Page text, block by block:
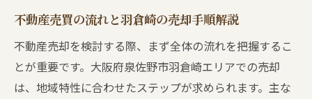
不動産売買の流れと羽倉崎の売却手順解説
不動産売却を検討する際、まず全体の流れを把握するこ
とが重要です。大阪府泉佐野市羽倉崎エリアでの売却
は、地域特性に合わせたステップが求められます。主な